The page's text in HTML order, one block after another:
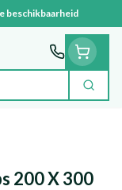
beschikbaarheid
Zoek
200 X 300